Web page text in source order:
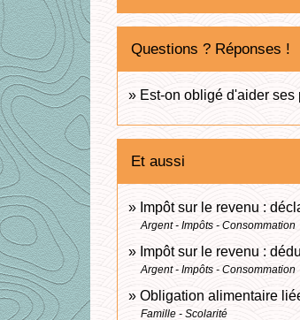
Questions ? Réponses !
Est-on obligé d'aider
Et aussi
Impôt sur le revenu :
Argent - Impôts - Consommation
Impôt sur le revenu :
Argent - Impôts - Consommation
Obligation alimentaire
Famille - Scolarité